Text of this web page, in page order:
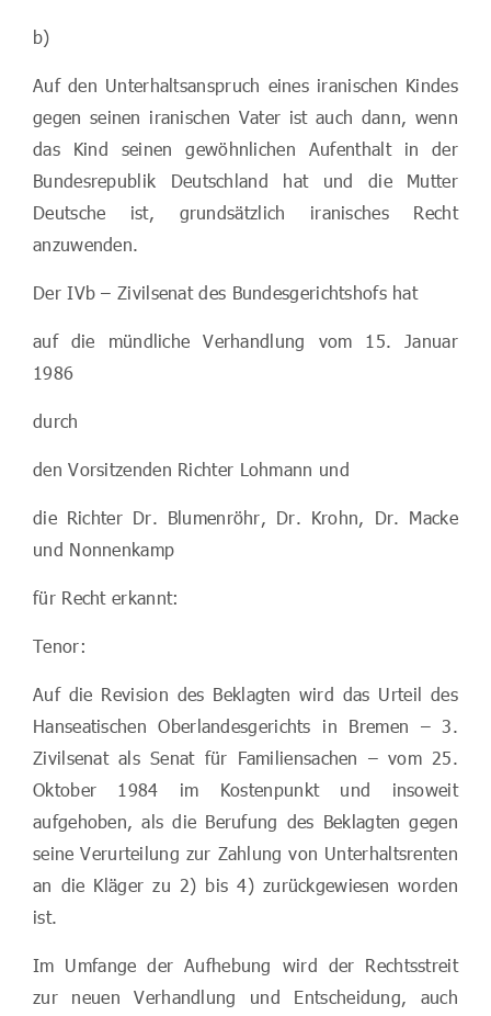
b)
Auf den Unterhaltsanspruch eines iranischen Kindes
gegen seinen iranischen Vater ist auch dann, wenn
das Kind seinen gewöhnlichen Aufenthalt in der
Bundesrepublik Deutschland hat und die Mutter
Deutsche ist, grundsätzlich iranisches Recht
anzuwenden.
Der IVb – Zivilsenat des Bundesgerichtshofs hat
auf die mündliche Verhandlung vom 15. Januar
1986
durch
den Vorsitzenden Richter Lohmann und
die Richter Dr. Blumenröhr, Dr. Krohn, Dr. Macke
und Nonnenkamp
für Recht erkannt:
Tenor:
Auf die Revision des Beklagten wird das Urteil des
Hanseatischen Oberlandesgerichts in Bremen – 3.
Zivilsenat als Senat für Familiensachen – vom 25.
Oktober 1984 im Kostenpunkt und insoweit
aufgehoben, als die Berufung des Beklagten gegen
seine Verurteilung zur Zahlung von Unterhaltsrenten
an die Kläger zu 2) bis 4) zurückgewiesen worden
ist.
Im Umfange der Aufhebung wird der Rechtsstreit
zur neuen Verhandlung und Entscheidung, auch